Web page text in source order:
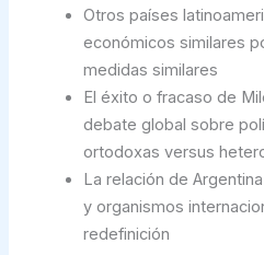
Otros países
económicos similares
medidas similares
El éxito o fracaso de
debate global sobre
ortodoxas versus
La relación de
y organismos
redefinición